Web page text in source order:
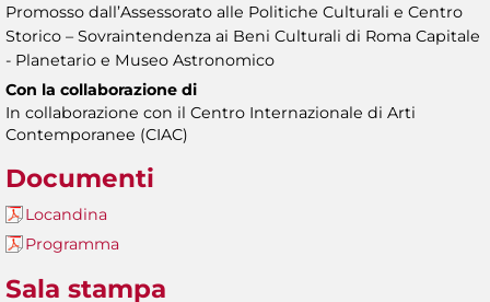
Promosso dall’Assessorato alle Politiche Culturali e Centro
Storico – Sovraintendenza ai Beni Culturali di Roma Capitale
- Planetario e Museo Astronomico
Con la collaborazione di
In collaborazione con il Centro Internazionale di Arti
Contemporanee (CIAC)
Documenti
Locandina
Programma
Sala stampa